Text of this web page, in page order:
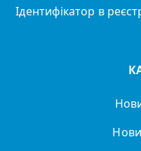
Ідентифікатор в